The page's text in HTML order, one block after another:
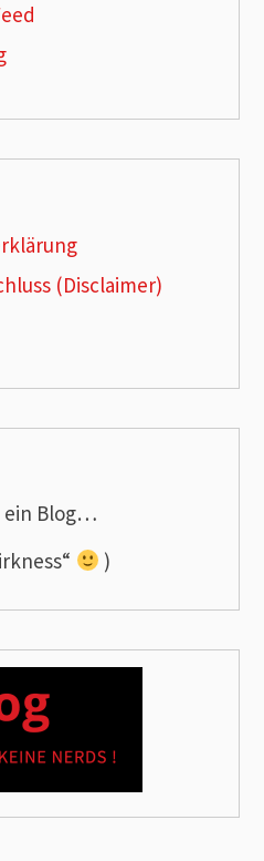
(Disclaimer)
ein Blog…
)